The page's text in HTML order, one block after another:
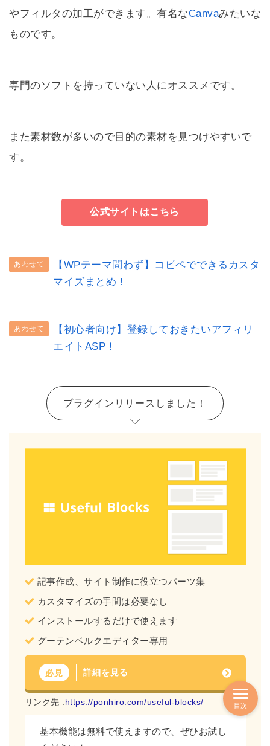
やフィルタの加工ができます。有名なCanvaみたいな
ものです。
専門のソフトを持っていない人にオススメです。
また素材数が多いので目的の素材を見つけやすいで
す。
公式サイトはこちら
あわせて
【WPテーマ問わず】コピペでできるカスタ
マイズまとめ！
あわせて
【初心者向け】登録しておきたいアフィリ
エイトASP！
プラグインリリースしました！
記事作成、サイト制作に役立つパーツ集
カスタマイズの手間は必要なし
インストールするだけで使えます
グーテンベルクエディター専用
必見 詳細を見る
リンク先 : https://ponhiro.com/useful-blocks/
基本機能は無料で使えますので、ぜひお試し
目次